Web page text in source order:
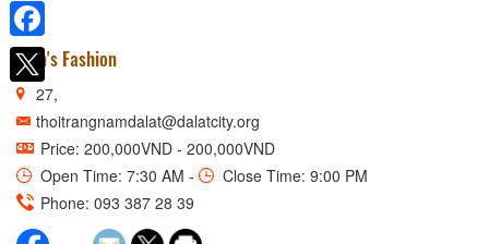
Men's Fashion
27,
thoitrangnamdalat@dalatcity.org
Price: 200,000VND - 200,000VND
Open Time: 7:30 AM -
Close Time: 9:00 PM
Phone: 093 387 28 39
Facebook